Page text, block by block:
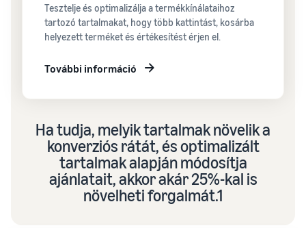
Tesztelje és optimalizálja a termékkínálataihoz
tartozó tartalmakat, hogy több kattintást, kosárba
helyezett terméket és értékesítést érjen el.
További információ
Ha tudja, melyik tartalmak növelik a
konverziós rátát, és optimalizált
tartalmak alapján módosítja
ajánlatait, akkor akár 25%-kal is
növelheti forgalmát.1